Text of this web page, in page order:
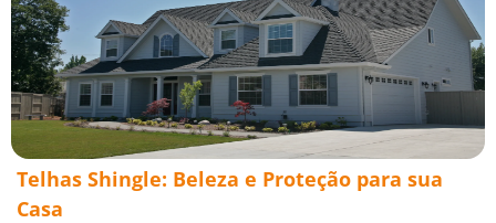
Telhas Shingle: Beleza e Proteção para sua
Casa